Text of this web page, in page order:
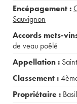
Encépagement :
Sauvignon
Accords mets-
de veau poêlé
Appellation :
Classement :
Propriétaire :